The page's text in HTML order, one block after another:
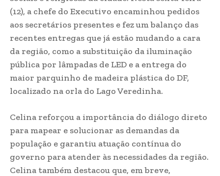
(12), a chefe do Executivo encaminhou pedidos
aos secretários presentes e fez um balanço das
recentes entregas que já estão mudando a cara
da região, como a substituição da iluminação
pública por lâmpadas de LED e a entrega do
maior parquinho de madeira plástica do DF,
localizado na orla do Lago Veredinha.
Celina reforçou a importância do diálogo direto
para mapear e solucionar as demandas da
população e garantiu atuação contínua do
governo para atender às necessidades da região.
Celina também destacou que, em breve,